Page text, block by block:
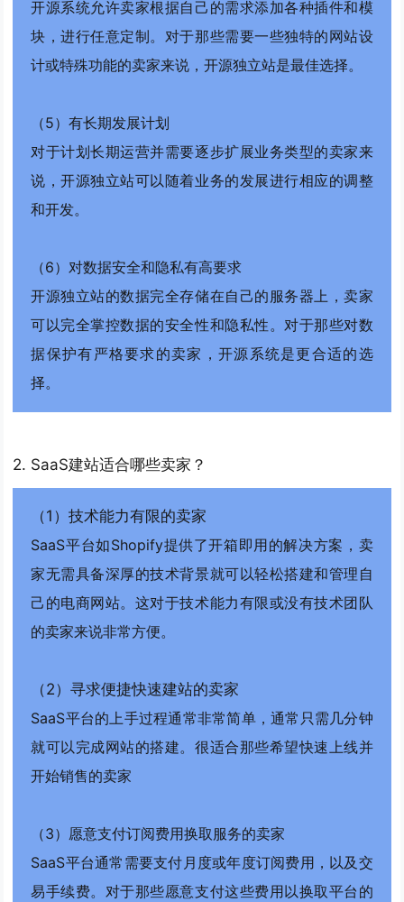
开源系统允许卖家根据自己的需求添加各种插件和模
块，进行任意定制。对于那些需要一些独特的网站设
计或特殊功能的卖家来说，开源独立站是最佳选择。
（5）有长期发展计划
对于计划长期运营并需要逐步扩展业务类型的卖家来
说，开源独立站可以随着业务的发展进行相应的调整
和开发。
（6）对数据安全和隐私有高要求
开源独立站的数据完全存储在自己的服务器上，卖家
可以完全掌控数据的安全性和隐私性。对于那些对数
据保护有严格要求的卖家，开源系统是更合适的选
择。
2. SaaS建站适合哪些卖家？
（1）技术能力有限的卖家
SaaS平台如Shopify提供了开箱即用的解决方案，卖
家无需具备深厚的技术背景就可以轻松搭建和管理自
己的电商网站。这对于技术能力有限或没有技术团队
的卖家来说非常方便。
（2）寻求便捷快速建站的卖家
SaaS平台的上手过程通常非常简单，通常只需几分钟
就可以完成网站的搭建。很适合那些希望快速上线并
开始销售的卖家
（3）愿意支付订阅费用换取服务的卖家
SaaS平台通常需要支付月度或年度订阅费用，以及交
易手续费。对于那些愿意支付这些费用以换取平台的